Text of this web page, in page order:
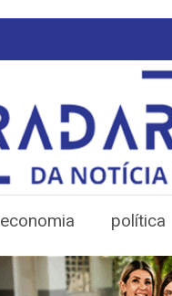
economia política